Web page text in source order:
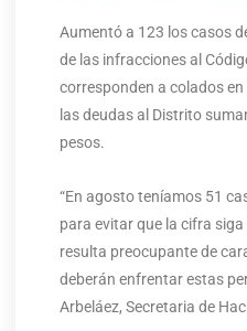
Aumentó a 123 los casos
de las infracciones al
corresponden a colados
las deudas al Distrito
pesos.
“En agosto teníamos 51
para evitar que la cifra
resulta preocupante de
deberán enfrentar estas
Arbeláez, Secretaria de